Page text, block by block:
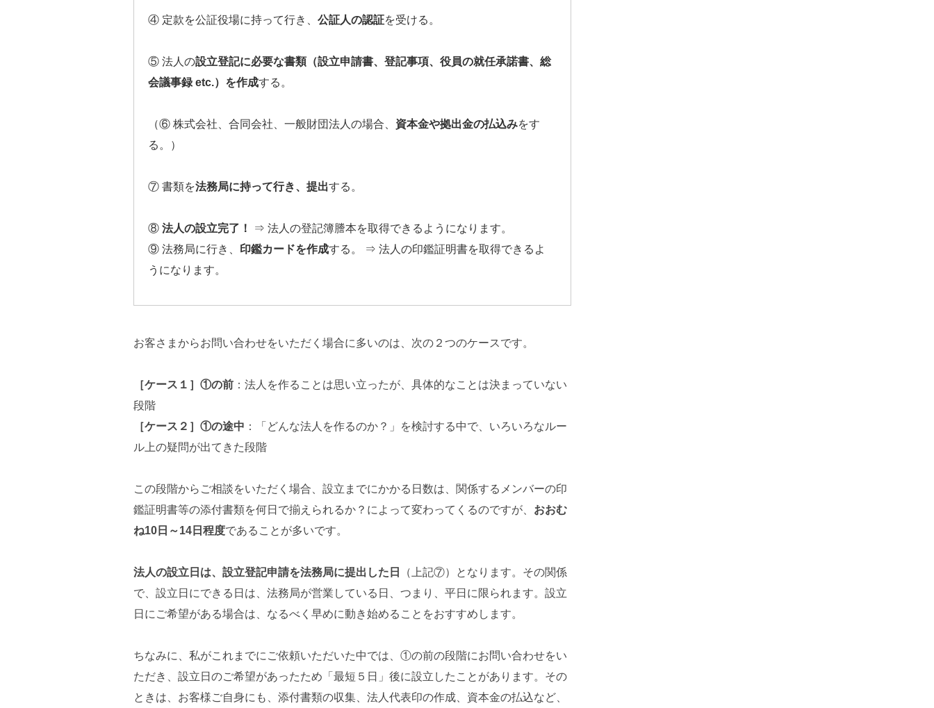
④ 定款を公証役場に持って行き、 公証人の認証を受ける。
⑤ 法人の設立登記に必要な書類（設立申請書、登記事項、役員の就任承諾書、総
会議事録 etc.）を作成する。
（⑥ 株式会社、合同会社、一般財団法人の場合、 資本金や拠出金の払込みをす
る。）
⑦ 書類を法務局に持って行き、提出する。
⑧ 法人の設立完了！
⇒ 法人の登記簿謄本を取得できるようになります。
⑨ 法務局に行き、 印鑑カードを作成する。 ⇒ 法人の印鑑証明書を取得できるよ
うになります。
お客さまからお問い合わせをいただく場合に多いのは、次の２つのケースです。
［ケース１］①の前 ：法人を作ることは思い立ったが、具体的なことは決まっていない
段階
［ケース２］①の途中 ：「どんな法人を作るのか？」を検討する中で、いろいろなルー
ル上の疑問が出てきた段階
この段階からご相談をいただく場合、設立までにかかる日数は、関係するメンバーの印
鑑証明書等の添付書類を何日で揃えられるか？によって変わってくるのですが、 おおむ
ね10日～14日程度であることが多いです。
法人の設立日は、設立登記申請を法務局に提出した日
（上記⑦）となります。その関係
で、設立日にできる日は、法務局が営業している日、つまり、平日に限られます。設立
日にご希望がある場合は、なるべく早めに動き始めることをおすすめします。
ちなみに、私がこれまでにご依頼いただいた中では、①の前の段階にお問い合わせをい
ただき、設立日のご希望があったため「最短５日」後に設立したことがあります。その
ときは、お客様ご自身にも、添付書類の収集、法人代表印の作成、資本金の払込など、